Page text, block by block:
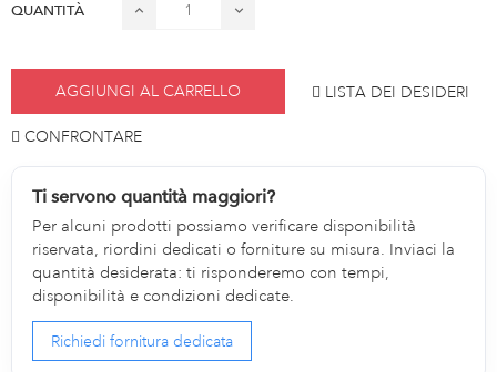
QUANTITÀ
AGGIUNGI AL CARRELLO LISTA DEI DESIDERI
CONFRONTARE
Ti servono quantità maggiori?
Per alcuni prodotti possiamo verificare disponibilità
riservata, riordini dedicati o forniture su misura. Inviaci la
quantità desiderata: ti risponderemo con tempi,
disponibilità e condizioni dedicate.
Richiedi fornitura dedicata